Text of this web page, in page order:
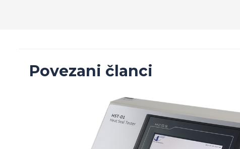
Povezani članci